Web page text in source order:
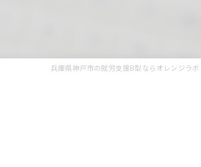
兵庫県神戸市の就労支援B型ならオレンジラボ